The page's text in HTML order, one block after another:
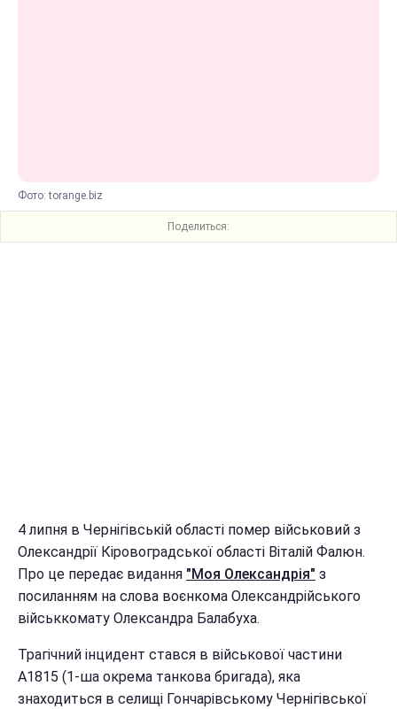
Фото: torange.biz
Поделиться:
4 липня в Чернігівській області помер військовий з
Олександрії Кіровоградської області Віталій Фалюн.
Про це передає видання "Моя Олександрія" з
посиланням на слова воєнкома Олександрійського
військкомату Олександра Балабуха.
Трагічний інцидент стався в військової частини
А1815 (1-ша окрема танкова бригада), яка
знаходиться в селищі Гончарівському Чернігівської